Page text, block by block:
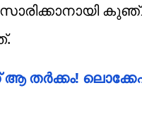
ആ തർക്കം!